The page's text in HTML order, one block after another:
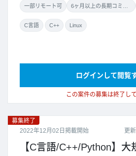
一部リモート可
C言語 C++ Linux
この案件の募集は終了し
ログインして閲覧
更
募集終了
2022年12月02日掲載開始
【C言語/C++/Python】